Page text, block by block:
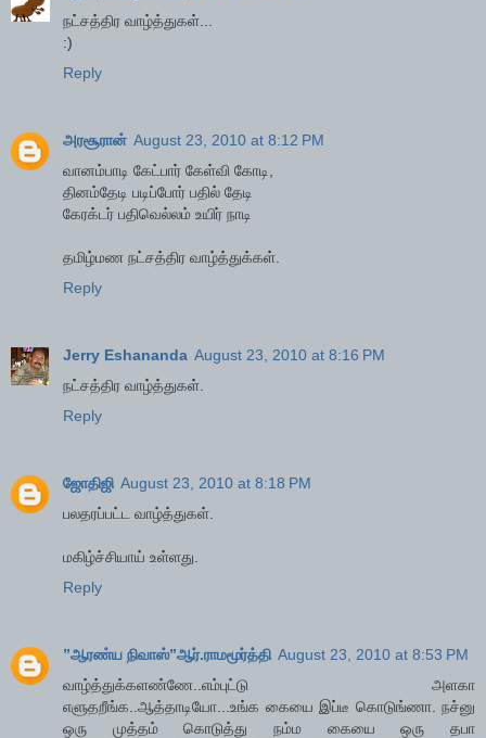
நட்சத்திர வாழ்த்துகள்...
:)
Reply
அரசூரான் August 23, 2010 at 8:12 PM
வானம்பாடி கேட்பார் கேள்வி கோடி,
தினம்தேடி படிப்போர் பதில் தேடி
கேரக்டர் பதிவெல்லம் உயிர் நாடி
தமிழ்மண நட்சத்திர வாழ்த்துக்கள்.
Reply
Jerry Eshananda August 23, 2010 at 8:16 PM
நட்சத்திர வாழ்த்துகள்.
Reply
ஜோதிஜி August 23, 2010 at 8:18 PM
பலதரப்பட்ட வாழ்த்துகள்.
மகிழ்ச்சியாய் உள்ளது.
Reply
”ஆரண்ய நிவாஸ்”ஆர்.ராமமூர்த்தி August 23, 2010 at 8:53 PM
வாழ்த்துக்களண்ணே..எம்புட்டு அளகா
எளுதறீங்க..ஆத்தாடியோ...உங்க கையை இப்டீ கொடுங்ணா. நச்னு
ஒரு முத்தம் கொடுத்து நம்ம கையை ஒரு தபா